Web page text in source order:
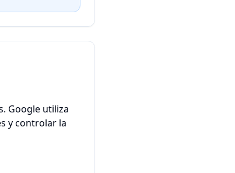
Google utiliza
y controlar la